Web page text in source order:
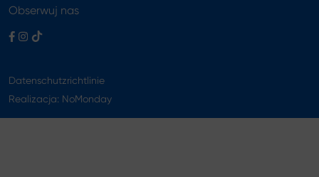
Obserwuj nas
Datenschutzrichtlinie
Realizacja: NoMonday